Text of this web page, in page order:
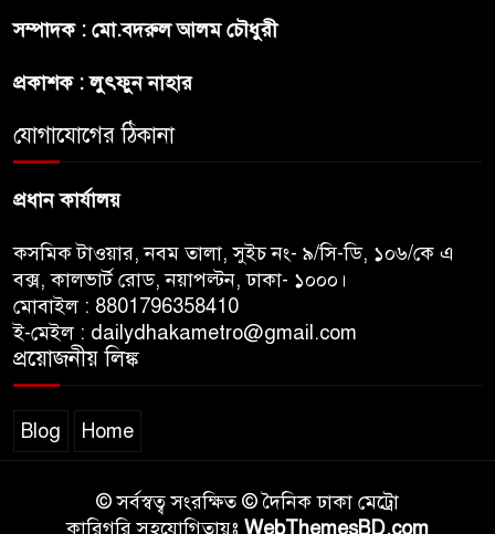
রাজধানীর উত্তরখানে
পরিচ্ছন্নতাকর্মী-এলাকাবাসীর মধ্যে
সম্পাদক : মো.বদরুল আলম চৌধুরী
প্রকাশক : লুৎফুন নাহার
যোগাযোগের ঠিকানা
প্রধান কার্যালয়
কসমিক টাওয়ার, নবম তালা, সুইচ নং- ৯/সি-ডি, ১০৬/কে এ
বক্স, কালভার্ট রোড, নয়াপল্টন, ঢাকা- ১০০০।
মোবাইল : 8801796358410
ই-মেইল : dailydhakametro@gmail.com
প্রয়োজনীয় লিঙ্ক
Blog Home
© সর্বস্বত্ব সংরক্ষিত © দৈনিক ঢাকা মেট্রো
কারিগরি সহযোগিতায়ঃ WebThemesBD.com